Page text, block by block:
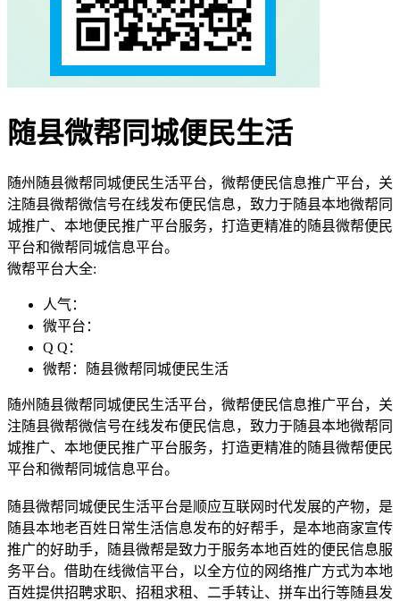
随县微帮同城便民生活
随州随县微帮同城便民生活平台，微帮便民信息推广平台，关
注随县微帮微信号在线发布便民信息，致力于随县本地微帮同
城推广、本地便民推广平台服务，打造更精准的随县微帮便民
平台和微帮同城信息平台。
微帮平台大全:
人气：
微平台：
Q Q：
微帮：随县微帮同城便民生活
随州随县微帮同城便民生活平台，微帮便民信息推广平台，关
注随县微帮微信号在线发布便民信息，致力于随县本地微帮同
城推广、本地便民推广平台服务，打造更精准的随县微帮便民
平台和微帮同城信息平台。
随县微帮同城便民生活平台是顺应互联网时代发展的产物，是
随县本地老百姓日常生活信息发布的好帮手，是本地商家宣传
推广的好助手，随县微帮是致力于服务本地百姓的便民信息服
务平台。借助在线微信平台，以全方位的网络推广方式为本地
百姓提供招聘求职、招租求租、二手转让、拼车出行等随县发